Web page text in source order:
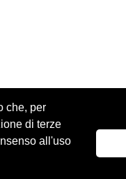
che, per
di terze
all'uso